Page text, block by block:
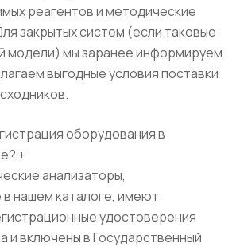
реагентов и методические
закрытых систем (если таковые
модели) мы заранее информируем
выгодные условия поставки
оборудования в
+
анализаторы,
нашем каталоге, имеют
удостоверения
и включены в Государственный